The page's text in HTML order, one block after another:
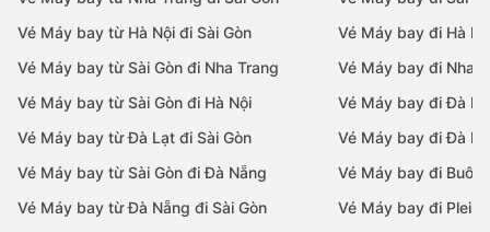
Vé Máy bay từ Hà Nội đi Sài Gòn
Vé Máy bay từ Sài Gòn đi Nha Trang
Vé Máy bay từ Sài Gòn đi Hà Nội
Vé Máy bay từ Đà Lạt đi Sài Gòn
Vé Máy bay từ Sài Gòn đi Đà Nẵng
Vé Máy bay từ Đà Nẵng đi Sài Gòn
Vé Máy bay đi Hà
Vé Máy bay đi Nha
Vé Máy bay đi Đà
Vé Máy bay đi Đà
Vé Máy bay đi Buôn
Vé Máy bay đi Pleiku